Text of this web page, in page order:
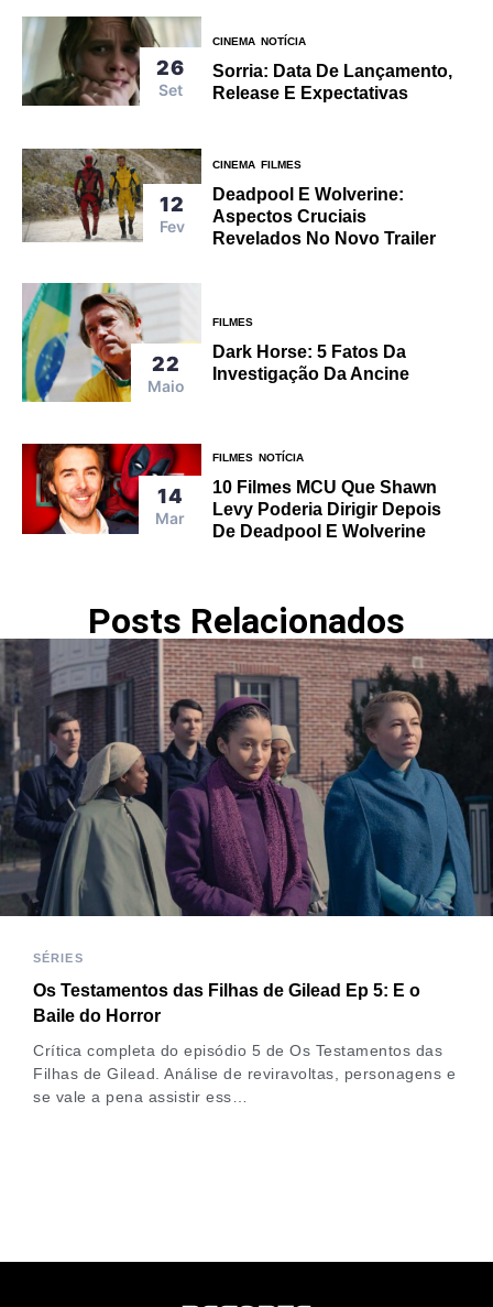
26
Set
CINEMA NOTÍCIA
Sorria: Data De Lançamento,
Release E Expectativas
12
Fev
CINEMA FILMES
Deadpool E Wolverine:
Aspectos Cruciais
Revelados No Novo Trailer
22
Maio
FILMES
Dark Horse: 5 Fatos Da
Investigação Da Ancine
14
Mar
FILMES NOTÍCIA
10 Filmes MCU Que Shawn
Levy Poderia Dirigir Depois
De Deadpool E Wolverine
Posts Relacionados
SÉRIES
Os Testamentos das Filhas de Gilead Ep 5: E o
Baile do Horror
Crítica completa do episódio 5 de Os Testamentos das
Filhas de Gilead. Análise de reviravoltas, personagens e
se vale a pena assistir ess…